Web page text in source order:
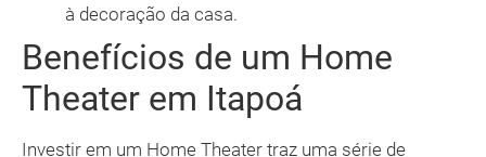
à decoração da casa.
Benefícios de um Home
Theater em Itapoá
Investir em um Home Theater traz uma série de